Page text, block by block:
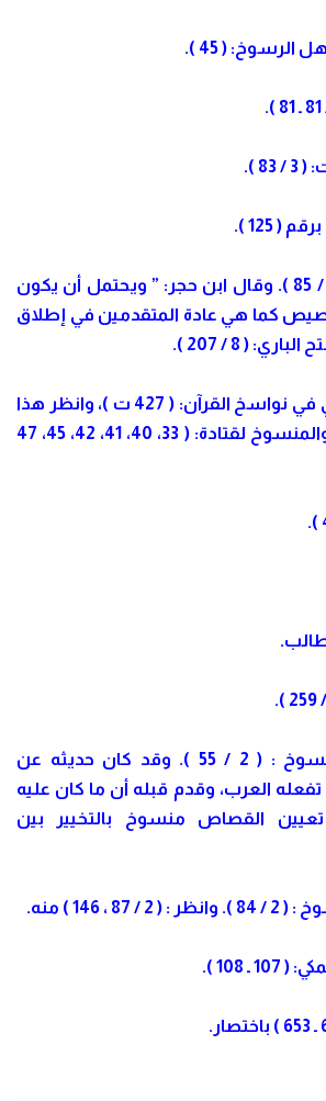
(16 ) الموافقات: ( 3 / 85 ). وقال ابن حجر: ” ويحتمل أن يكون
كما هي عادة المتقدمين في إطلاق
( 8 / 207 ).
(17 ) رواه ابن الجوزي في نواسخ القرآن: ( 427 ت )، وانظر هذا
المعنى في الناسخ والمنسوخ لقتادة: ( 33، 40، 41، 42، 45، 47
(22 ) الناسخ والمنسوخ : ( 2 / 55 ). وقد كان حديثه عن
العرب، وقدم قبله أن ما كان عليه
القصاص منسوخ بالتخيير بين